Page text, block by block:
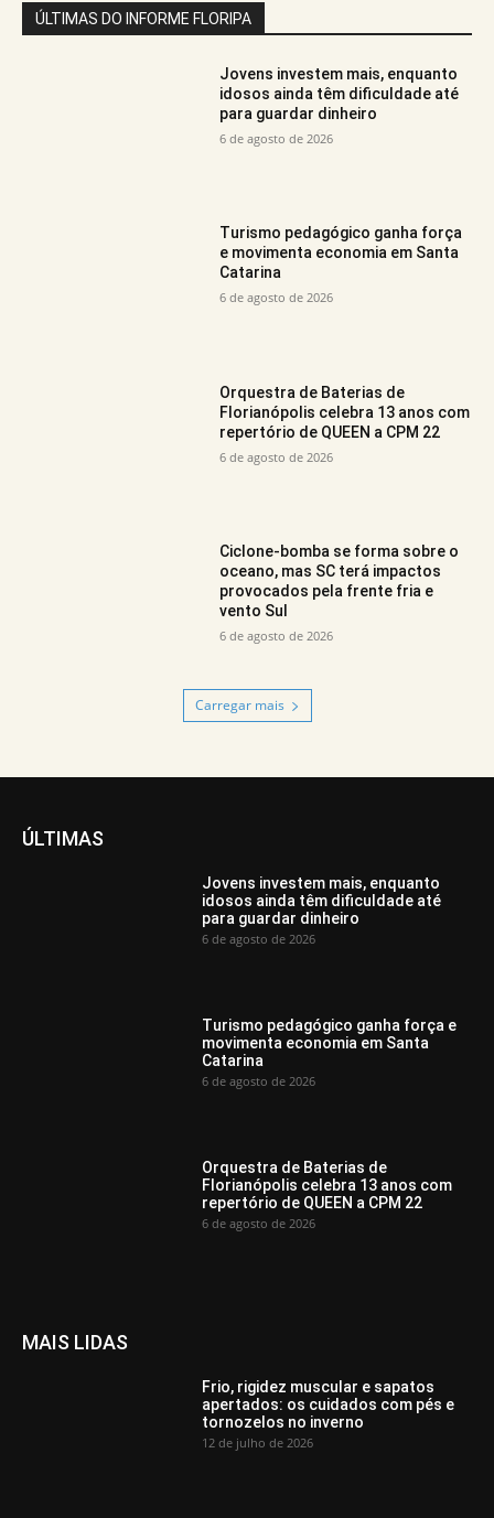
ÚLTIMAS DO INFORME FLORIPA
Jovens investem mais, enquanto
idosos ainda têm dificuldade até
para guardar dinheiro
6 de agosto de 2026
Turismo pedagógico ganha força
e movimenta economia em Santa
Catarina
6 de agosto de 2026
Orquestra de Baterias de
Florianópolis celebra 13 anos com
repertório de QUEEN a CPM 22
6 de agosto de 2026
Ciclone-bomba se forma sobre o
oceano, mas SC terá impactos
provocados pela frente fria e
vento Sul
6 de agosto de 2026
Carregar mais
ÚLTIMAS
Jovens investem mais, enquanto
idosos ainda têm dificuldade até
para guardar dinheiro
6 de agosto de 2026
Turismo pedagógico ganha força e
movimenta economia em Santa
Catarina
6 de agosto de 2026
Orquestra de Baterias de
Florianópolis celebra 13 anos com
repertório de QUEEN a CPM 22
6 de agosto de 2026
MAIS LIDAS
Frio, rigidez muscular e sapatos
apertados: os cuidados com pés e
tornozelos no inverno
12 de julho de 2026